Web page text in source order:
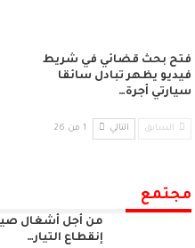
فتح بحث قضائي في شريط
فيديو يظهر تبادل سائقا
سيارتي أجرة…
السابق التالي 1 من 26
مجتمع
من أجل أشغال
إنقطاع التيار…